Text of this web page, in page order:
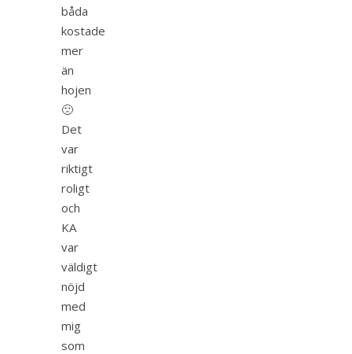
båda
kostade
mer
än
hojen
🙁
Det
var
riktigt
roligt
och
KA
var
väldigt
nöjd
med
mig
som